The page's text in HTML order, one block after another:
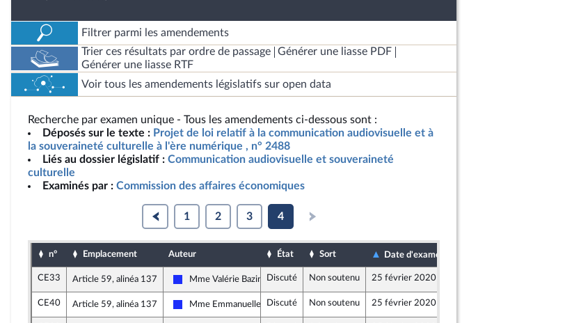
Filtrer parmi les amendements
Trier ces résultats par ordre de passage
Générer une liasse PDF
Générer une liasse RTF
Voir tous les amendements législatifs sur open data
Recherche par examen unique - Tous les amendements ci-dessous sont :
Déposés sur le texte : Projet de loi relatif à la communication audiovisuelle et à
la souveraineté culturelle à l'ère numérique , n° 2488
Liés au dossier législatif : Communication audiovisuelle et souveraineté
culturelle
Examinés par : Commission des affaires économiques
1 2 3 4
n° Emplacement Auteur État Sort Date d'examen
CE33 Article 59, alinéa 137
Les Républicains
Mme Valérie Bazin-Malgras
Discuté Non soutenu 25 février 2020
CE40 Article 59, alinéa 137
Les Républicains
Mme Emmanuelle Anthoine
Discuté Non soutenu 25 février 2020